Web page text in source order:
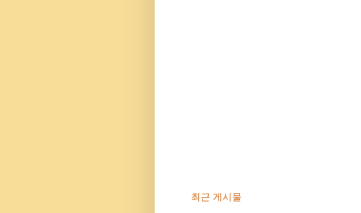
최근 게시물